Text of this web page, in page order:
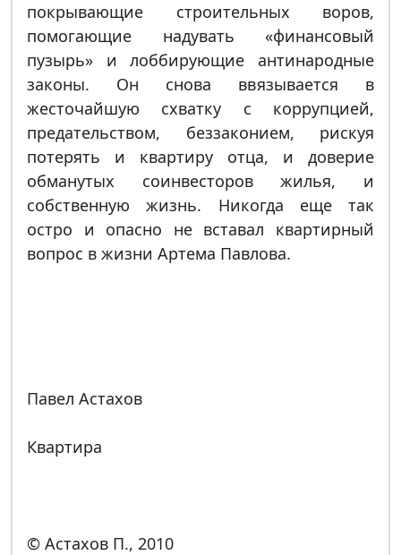
покрывающие строительных воров,
помогающие надувать «финансовый
пузырь» и лоббирующие антинародные
законы. Он снова ввязывается в
жесточайшую схватку с коррупцией,
предательством, беззаконием, рискуя
потерять и квартиру отца, и доверие
обманутых соинвесторов жилья, и
собственную жизнь. Никогда еще так
остро и опасно не вставал квартирный
вопрос в жизни Артема Павлова.
Павел Астахов
Квартира
© Астахов П., 2010